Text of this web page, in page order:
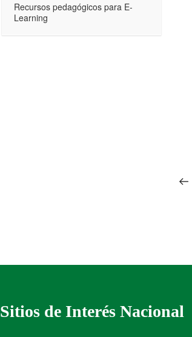
Recursos pedagógicos para E-
Learning
Sitios de Interés Nacional